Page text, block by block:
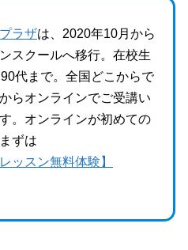
ラザは、2020年10月から
スクールへ移行。在校生
代まで。全国どこからで
らオンラインでご受講い
。オンラインが初めての
ずは
ッスン無料体験】